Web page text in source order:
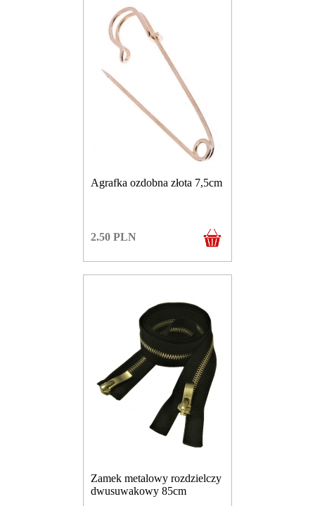
Agrafka ozdobna złota 7,5cm
2.50 PLN
Zamek metalowy rozdzielczy
dwusuwakowy 85cm